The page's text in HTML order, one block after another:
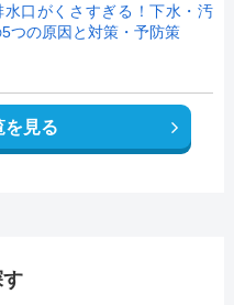
水口がくさすぎる！下水・汚
つの原因と対策・予防策
を見る